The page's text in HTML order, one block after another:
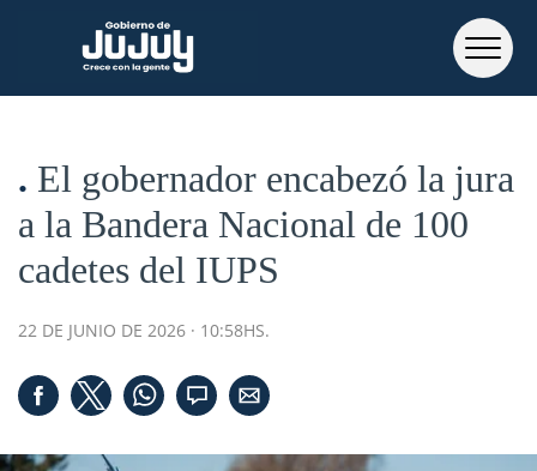
El gobernador encabezó la jura
a la Bandera Nacional de 100
cadetes del IUPS
22 DE JUNIO DE 2026 · 10:58HS.